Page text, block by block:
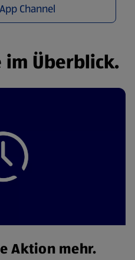
Channel
im Überblick.
Aktion mehr.